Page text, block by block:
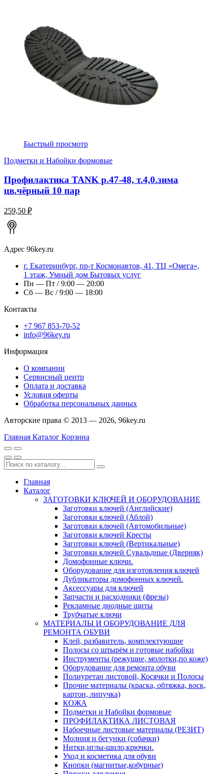
Быстрый просмотр
Подметки и Набойки формовые
Профилактика TANK р.47-48, т.4,0.зима
цв.чёрный 10 пар
259,50 ₽
Адрес 96key.ru
г. Екатеринбург, пр-т Космонавтов, 41, ТЦ «Омега»,
1 этаж, Умный дом Бытовых услуг
Пн — Пт / 9:00 — 20:00
Сб — Вс / 9:00 — 18:00
Контакты
+7 967 853-70-52
info@96key.ru
Информация
О компании
Сервисный центр
Оплата и доставка
Условия оферты
Обработка персональных данных
Авторские права © 2013 — 2026, 96key.ru
Главная Каталог Корзина
Главная
Каталог
ЗАГОТОВКИ КЛЮЧЕЙ И ОБОРУДОВАНИЕ
Заготовки ключей (Английские)
Заготовки ключей (Аблой)
Заготовки ключей (Автомобильные)
Заготовки ключей Кресты
Заготовки ключей (Вертикальные)
Заготовки ключей Сувальдные (Дверняк)
Домофонные ключи.
Оборудование для изготовления ключей
Дубликаторы домофонных ключей.
Аксессуары для ключей
Запчасти и расходники (фрезы)
Рекламные диодные щиты
Трубчатые ключи
МАТЕРИАЛЫ И ОБОРУДОВАНИЕ ДЛЯ
РЕМОНТА ОБУВИ
Клей, разбавитель, комплектующие
Полосы со штырём и готовые набойки
Инструменты (режущие, молотки,по коже)
Оборудование для ремонта обуви
Полиуретан листовой, Косячки и Полосы
Прочие материалы (краска, обтяжка, воск,
картон, липучка)
КОЖА
Подметки и Набойки формовые
ПРОФИЛАКТИКА ЛИСТОВАЯ
Набоечные листовые материалы (РЕЗИТ)
Молния и бегунки (собачки)
Нитки,иглы-шило,крючки.
Уход и косметика для обуви
Кнопки (магнитые,кобурные)